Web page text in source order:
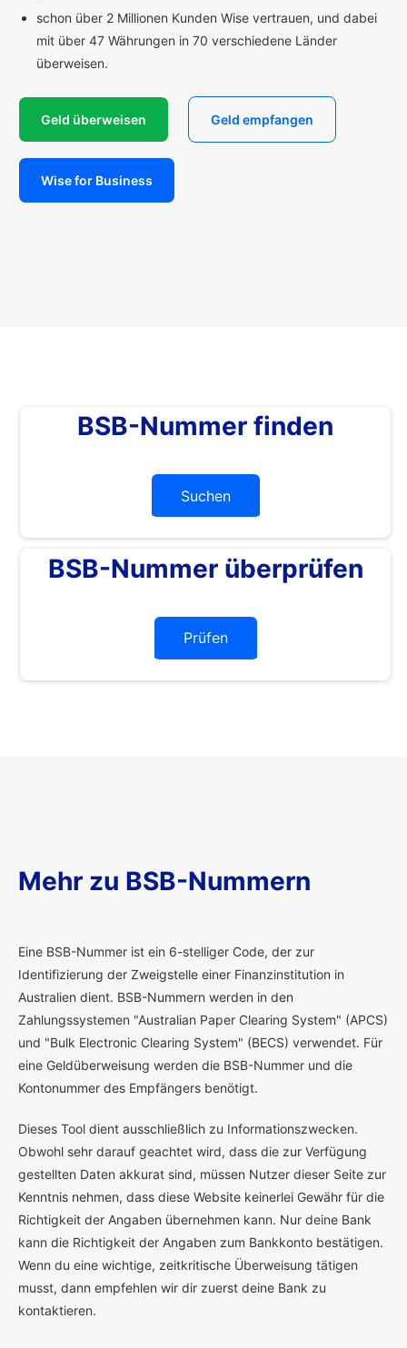
schon über 2 Millionen Kunden Wise vertrauen, und dabei
mit über 47 Währungen in 70 verschiedene Länder
überweisen.
Geld überweisen Geld empfangen
Wise for Business
BSB-Nummer finden
Suchen
BSB-Nummer überprüfen
Prüfen
Mehr zu BSB-Nummern
Eine BSB-Nummer ist ein 6-stelliger Code, der zur
Identifizierung der Zweigstelle einer Finanzinstitution in
Australien dient. BSB-Nummern werden in den
Zahlungssystemen "Australian Paper Clearing System" (APCS)
und "Bulk Electronic Clearing System" (BECS) verwendet. Für
eine Geldüberweisung werden die BSB-Nummer und die
Kontonummer des Empfängers benötigt.
Dieses Tool dient ausschließlich zu Informationszwecken.
Obwohl sehr darauf geachtet wird, dass die zur Verfügung
gestellten Daten akkurat sind, müssen Nutzer dieser Seite zur
Kenntnis nehmen, dass diese Website keinerlei Gewähr für die
Richtigkeit der Angaben übernehmen kann. Nur deine Bank
kann die Richtigkeit der Angaben zum Bankkonto bestätigen.
Wenn du eine wichtige, zeitkritische Überweisung tätigen
musst, dann empfehlen wir dir zuerst deine Bank zu
kontaktieren.